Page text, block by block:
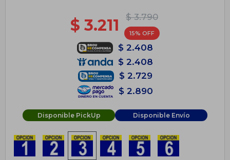
$ 3.790
$ 3.211 15
$ 2.408
$ 2.408
$ 2.729
$ 2.890
Disponible PickUp Disponible Envío